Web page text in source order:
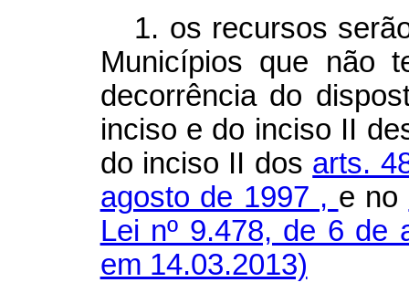
1. os recursos
Municípios que não
decorrência do
inciso e do inciso II
do inciso II dos arts.
agosto de 1997 , e no
Lei nº 9.478, de 6 de
em 14.03.2013)